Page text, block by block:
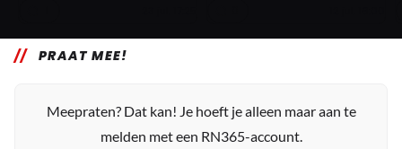
PRAAT MEE!
Meepraten? Dat kan! Je hoeft je alleen maar aan te
melden met een RN365-account.